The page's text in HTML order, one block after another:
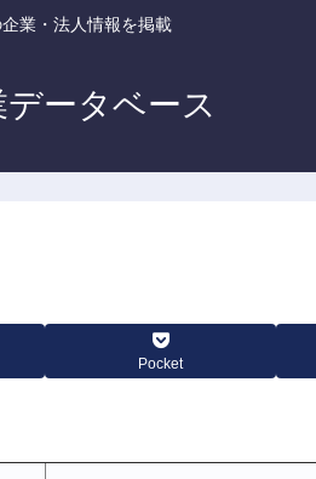
業・法人情報を掲載
データベース
Pocket